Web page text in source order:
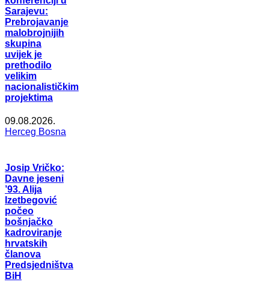
Sarajevu:
Prebrojavanje
malobrojnijih
skupina
uvijek je
prethodilo
velikim
nacionalističkim
projektima
09.08.2026.
Herceg Bosna
Josip Vričko:
Davne jeseni
’93. Alija
Izetbegović
počeo
bošnjačko
kadroviranje
hrvatskih
članova
Predsjedništva
BiH